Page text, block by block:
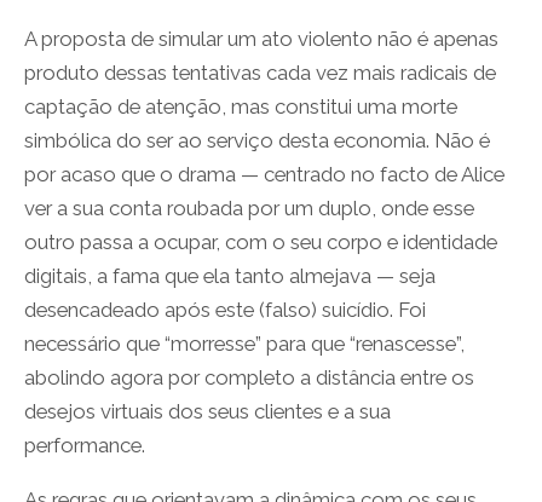
A proposta de simular um ato violento não é apenas
produto dessas tentativas cada vez mais radicais de
captação de atenção, mas constitui uma morte
simbólica do ser ao serviço desta economia. Não é
por acaso que o drama — centrado no facto de Alice
ver a sua conta roubada por um duplo, onde esse
outro passa a ocupar, com o seu corpo e identidade
digitais, a fama que ela tanto almejava — seja
desencadeado após este (falso) suicídio. Foi
necessário que “morresse” para que “renascesse”,
abolindo agora por completo a distância entre os
desejos virtuais dos seus clientes e a sua
performance.